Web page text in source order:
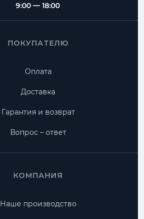
9:00 — 18:00
ПОКУПАТЕЛЮ
Оплата
Доставка
Гарантия и возврат
Вопрос – ответ
КОМПАНИЯ
Наше производство